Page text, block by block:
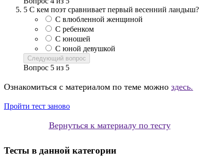
5 С кем поэт сравнивает первый весенний ландыш?
С влюбленной женщиной
С ребенком
С юношей
С юной девушкой
Следующий вопрос
Вопрос 5 из 5
Ознакомиться с материалом по теме можно здесь.
Пройти тест заново
Вернуться к материалу по тесту
Тесты в данной категории